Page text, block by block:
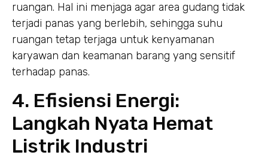
ruangan. Hal ini menjaga agar area gudang tidak
terjadi panas yang berlebih, sehingga suhu
ruangan tetap terjaga untuk kenyamanan
karyawan dan keamanan barang yang sensitif
terhadap panas.
4. Efisiensi Energi:
Langkah Nyata Hemat
Listrik Industri